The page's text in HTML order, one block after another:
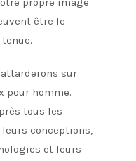
être le
sur
pour homme.
tous les
conceptions,
et leurs